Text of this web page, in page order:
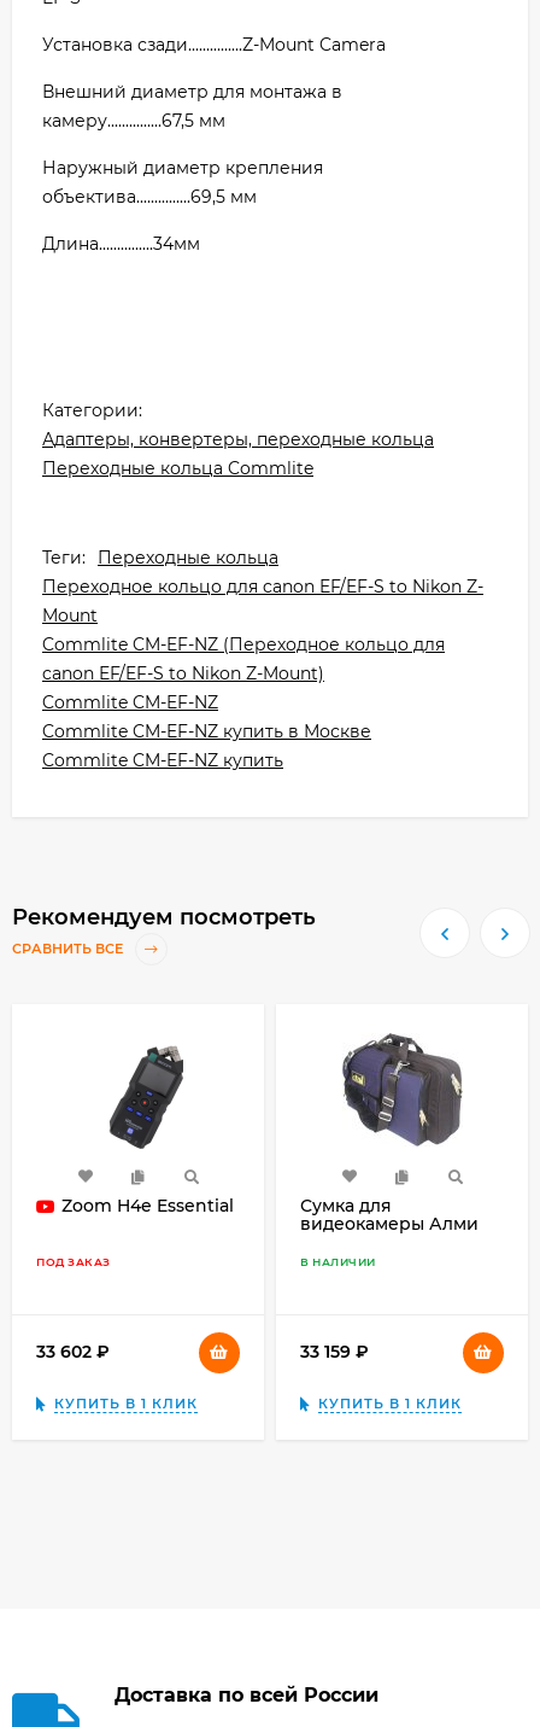
Установка сзади...............Z-Mount Camera
Внешний диаметр для монтажа в
камеру...............67,5 мм
Наружный диаметр крепления
объектива...............69,5 мм
Длина...............34мм
Категории:
Адаптеры, конвертеры, переходные кольца
Переходные кольца Commlite
Теги:
Переходные кольца
Переходное кольцо для canon EF/EF-S to Nikon Z-
Mount
Commlite CM-EF-NZ (Переходное кольцо для
canon EF/EF-S to Nikon Z-Mount)
Commlite CM-EF-NZ
Commlite CM-EF-NZ купить в Москве
Commlite CM-EF-NZ купить
Рекомендуем посмотреть
СРАВНИТЬ ВСЕ
Zoom H4e Essential
ПОД ЗАКАЗ
33 602
КУПИТЬ В 1 КЛИК
Сумка для
видеокамеры Алми
В НАЛИЧИИ
33 159
КУПИТЬ В 1 КЛИК
Доставка по всей России